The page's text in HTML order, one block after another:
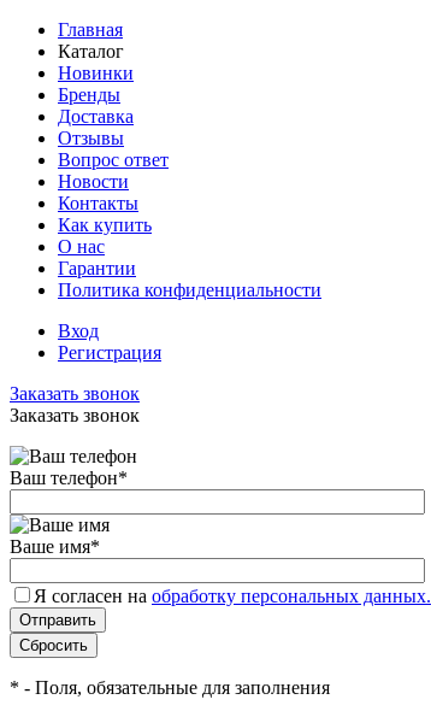
Главная
Каталог
Новинки
Бренды
Доставка
Отзывы
Вопрос ответ
Новости
Контакты
Как купить
О нас
Гарантии
Политика конфиденциальности
Вход
Регистрация
Заказать звонок
Заказать звонок
Ваш телефон*
Ваше имя*
Я согласен на обработку персональных данных.
* - Поля, обязательные для заполнения